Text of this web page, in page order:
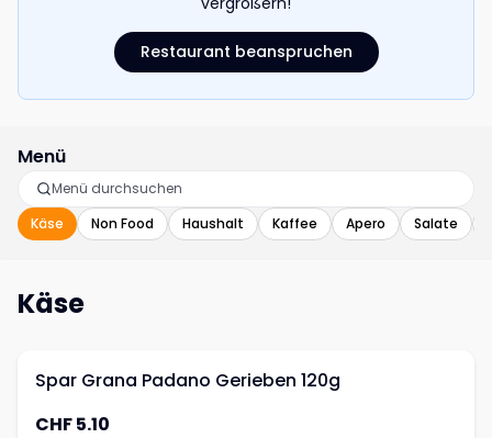
Restaurant beanspruchen
Menü
Käse Non Food Haushalt Kaffee Apero Salate
Käse
Spar Grana Padano Gerieben 120g
CHF 5.10